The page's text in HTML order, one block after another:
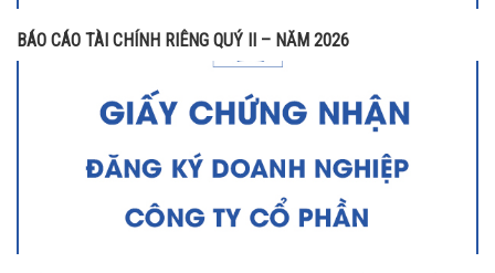
BÁO CÁO TÀI CHÍNH RIÊNG QUÝ II – NĂM 2026